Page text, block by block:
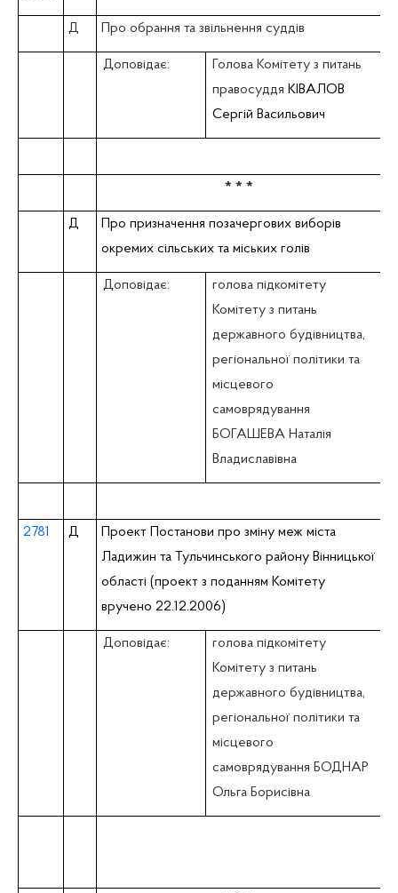
Д Про обрання та звільнення суддів
Доповідає:
Голова Комітету з питань
правосуддя КІВАЛОВ
Сергій Васильович
* * *
Д
Про призначення позачергових виборів
окремих сільських та міських голів
Доповідає:
голова підкомітету
Комітету з питань
державного будівництва,
регіональної політики та
місцевого
самоврядування
БОГАШЕВА Наталія
Владиславівна
2781 Д
Проект Постанови про зміну меж міста
Ладижин та Тульчинського району Вінницької
області (проект з поданням Комітету
вручено 22.12.2006)
Доповідає:
голова підкомітету
Комітету з питань
державного будівництва,
регіональної політики та
місцевого
самоврядування БОДНАР
Ольга Борисівна